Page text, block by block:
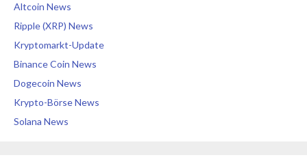
Altcoin News
Ripple (XRP) News
Kryptomarkt-Update
Binance Coin News
Dogecoin News
Krypto-Börse News
Solana News